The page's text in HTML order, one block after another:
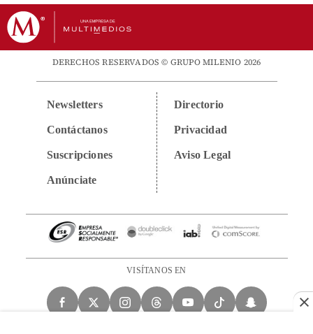
DERECHOS RESERVADOS © GRUPO MILENIO 2026
Newsletters
Contáctanos
Suscripciones
Anúnciate
Directorio
Privacidad
Aviso Legal
VISÍTANOS EN